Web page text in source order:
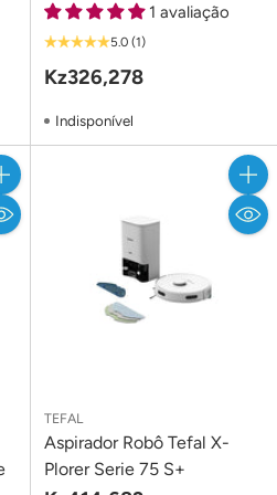
1 avaliação
5.0 (1)
Kz326,278
Indisponível
TEFAL
Aspirador Robô Tefal X-
Plorer Serie 75 S+